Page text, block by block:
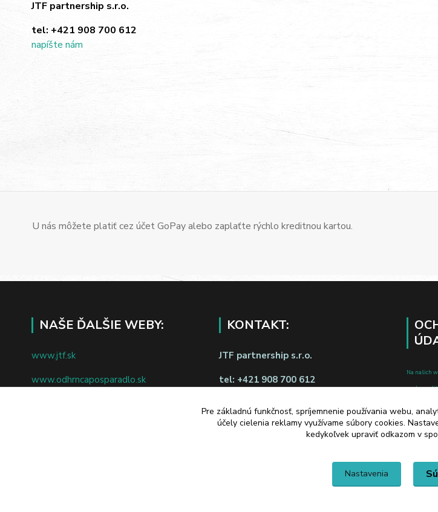
JTF partnership s.r.o.
tel: +421 908 700 612
napíšte nám
U nás môžete platiť cez účet GoPay alebo zaplaťte rýchlo kreditnou kartou.
NAŠE ĎALŠIE WEBY:
www.jtf.sk
www.odhrncaposparadlo.sk
KONTAKT:
JTF partnership s.r.o.
tel: +421 908 700 612
napíšte nám
Odstúpiť od zmluvy tu
Na našich
pred
a o zmene
Pre základnú funkčnosť, spríjemnenie používania webu,
účely cielenia reklamy využívame súbory cookies.
kedykoľvek upraviť odkazom v
Nastavenia